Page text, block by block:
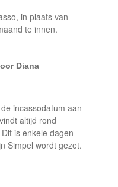
in plaats van
te innen.
Diana
incassodatum aan
altijd rond
is enkele dagen
Simpel wordt gezet.